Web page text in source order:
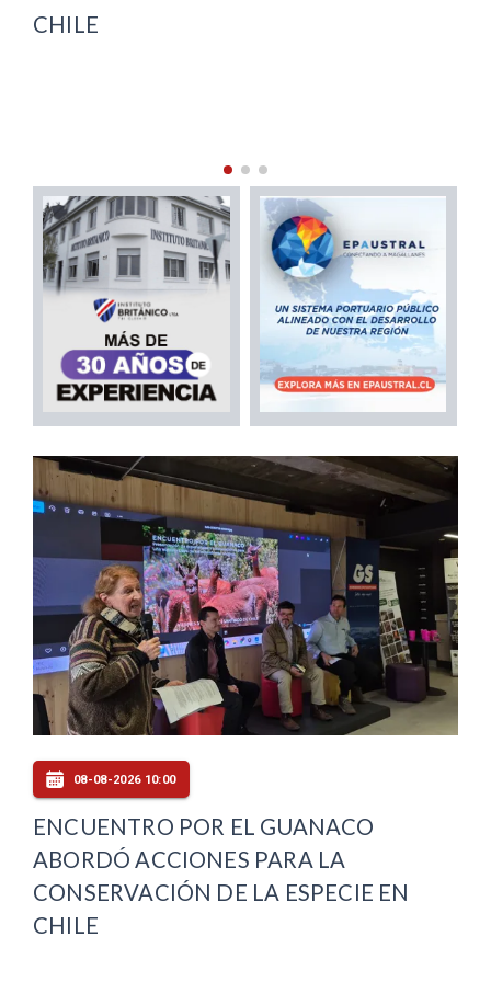
ANTÁRTICA
08-08-2026 10:00
ENCUENTRO POR EL GUANACO
ABORDÓ ACCIONES PARA LA
CONSERVACIÓN DE LA ESPECIE EN
CHILE